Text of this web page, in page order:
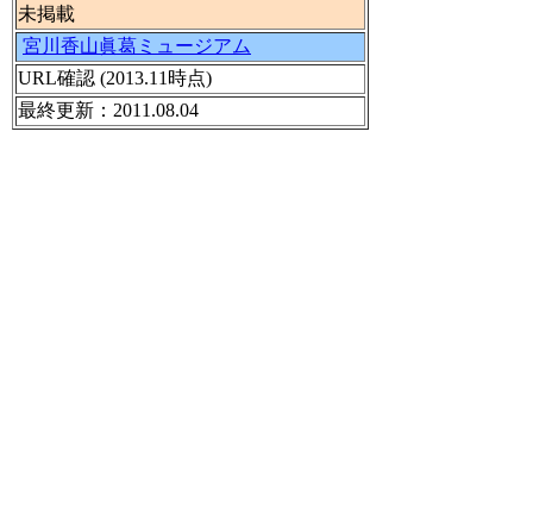
未掲載
宮川香山眞葛ミュージアム
URL確認 (2013.11時点)
最終更新：2011.08.04